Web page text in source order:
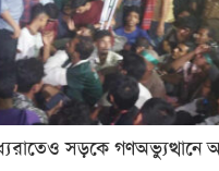
সড়কে গণঅভ্যুত্থানে